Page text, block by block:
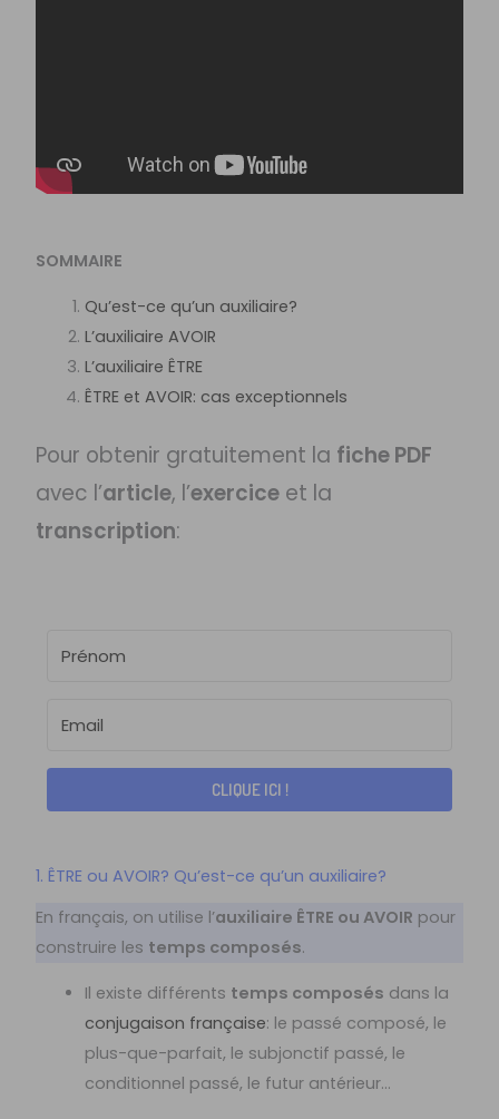
SOMMAIRE
Qu’est-ce qu’un auxiliaire?
L’auxiliaire AVOIR
L’auxiliaire ÊTRE
ÊTRE et AVOIR: cas exceptionnels
Pour obtenir gratuitement la fiche PDF
avec l’article, l’exercice et la
transcription:
CLIQUE ICI !
1. ÊTRE ou AVOIR? Qu’est-ce qu’un auxiliaire?
En français, on utilise l’auxiliaire ÊTRE ou AVOIR pour
construire les temps composés.
Il existe différents temps composés dans la
conjugaison française: le passé composé, le
plus-que-parfait, le subjonctif passé, le
conditionnel passé, le futur antérieur…